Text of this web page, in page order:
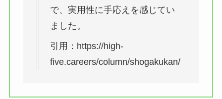
で、実用性に手応えを感じてい
ました。
引用：https://high-
five.careers/column/shogakukan/